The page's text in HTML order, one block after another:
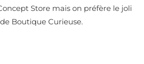
Store mais on préfère le joli
Boutique Curieuse.